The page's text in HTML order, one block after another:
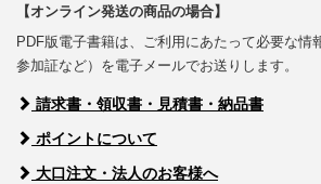
【オンライン発送の商品の場合】
PDF版電子書籍は、ご利用にあたって必要な情
参加証など）を電子メールでお送りします。
請求書・領収書・見積書・納品書
ポイントについて
大口注文・法人のお客様へ